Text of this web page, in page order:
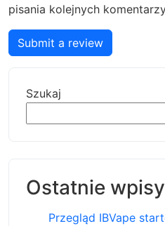
pisania kolejnych
Submit a review
Szukaj
Ostatnie wpisy
Przegląd IBVape